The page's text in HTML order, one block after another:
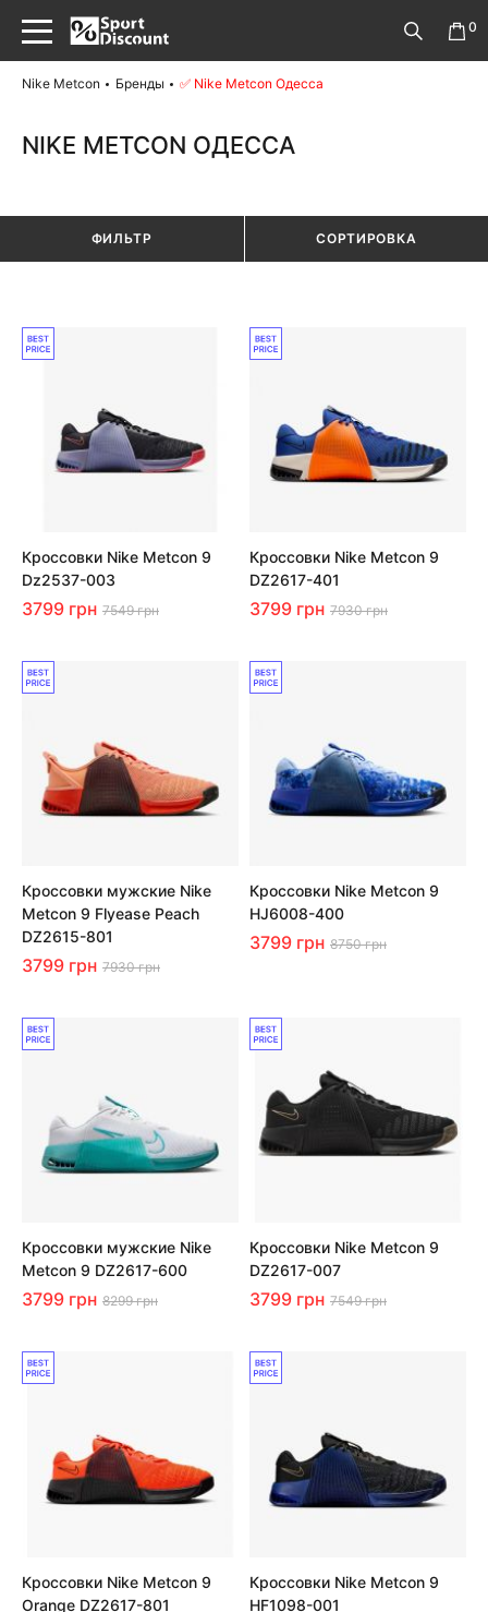
0
Nike Metcon Бренды ✅ Nike Metcon Одесса
NIKE METCON ОДЕССА
ФИЛЬТР СОРТИРОВКА
Кроссовки Nike Metcon 9
Dz2537-003
3799 грн 7549 грн
Кроссовки Nike Metcon 9
DZ2617-401
3799 грн 7930 грн
Кроссовки мужские Nike
Metcon 9 Flyease Peach
DZ2615-801
3799 грн 7930 грн
Кроссовки Nike Metcon 9
HJ6008-400
3799 грн 8750 грн
Кроссовки мужские Nike
Metcon 9 DZ2617-600
3799 грн 8299 грн
Кроссовки Nike Metcon 9
DZ2617-007
3799 грн 7549 грн
Кроссовки Nike Metcon 9
Orange DZ2617-801
Кроссовки Nike Metcon 9
HF1098-001